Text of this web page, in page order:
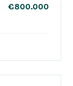
€800.000